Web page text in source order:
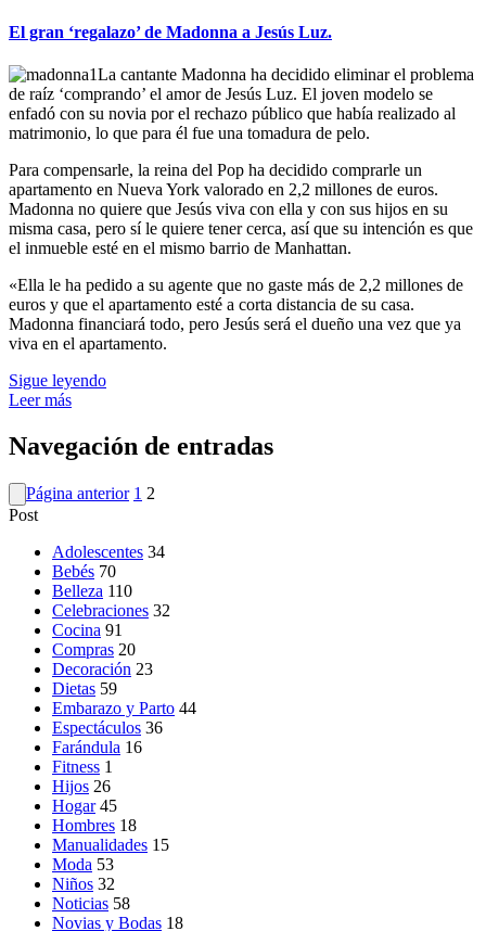
El gran ‘regalazo’ de Madonna a Jesús Luz.
La cantante Madonna ha decidido eliminar el problema
de raíz ‘comprando’ el amor de Jesús Luz. El joven modelo se
enfadó con su novia por el rechazo público que había realizado al
matrimonio, lo que para él fue una tomadura de pelo.
Para compensarle, la reina del Pop ha decidido comprarle un
apartamento en Nueva York valorado en 2,2 millones de euros.
Madonna no quiere que Jesús viva con ella y con sus hijos en su
misma casa, pero sí le quiere tener cerca, así que su intención es que
el inmueble esté en el mismo barrio de Manhattan.
«Ella le ha pedido a su agente que no gaste más de 2,2 millones de
euros y que el apartamento esté a corta distancia de su casa.
Madonna financiará todo, pero Jesús será el dueño una vez que ya
viva en el apartamento.
Sigue leyendo
Leer más
Navegación de entradas
Página anterior 1 2
Post
Adolescentes 34
Bebés 70
Belleza 110
Celebraciones 32
Cocina 91
Compras 20
Decoración 23
Dietas 59
Embarazo y Parto 44
Espectáculos 36
Farándula 16
Fitness 1
Hijos 26
Hogar 45
Hombres 18
Manualidades 15
Moda 53
Niños 32
Noticias 58
Novias y Bodas 18